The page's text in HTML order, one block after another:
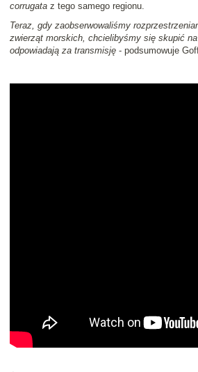
corrugata z tego samego regionu.
Teraz, gdy zaobserwowaliśmy
zwierząt morskich, chcielibyśmy się skupić
odpowiadają za transmisję - podsumowuje